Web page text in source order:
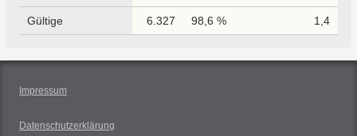
Gültige 6.327 98,6 % 1,4
Impressum
Datenschutzerklärung